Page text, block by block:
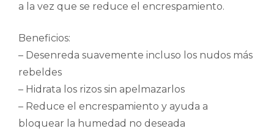
a la vez que se reduce el encrespamiento.
Beneficios:
– Desenreda suavemente incluso los nudos más
rebeldes
– Hidrata los rizos sin apelmazarlos
– Reduce el encrespamiento y ayuda a
bloquear la humedad no deseada